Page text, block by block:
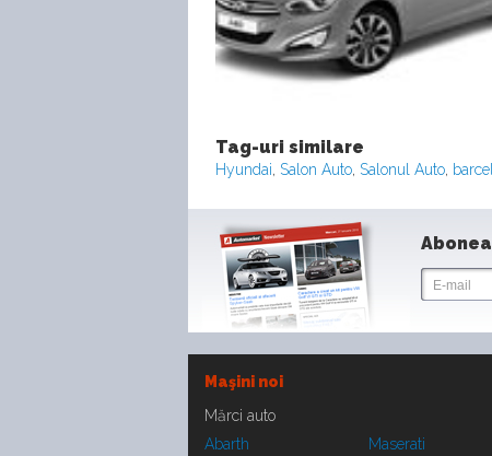
Tag-uri similare
Hyundai, Salon Auto, Salonul Auto,
Maşini noi
Mărci auto
Abarth
Maserati